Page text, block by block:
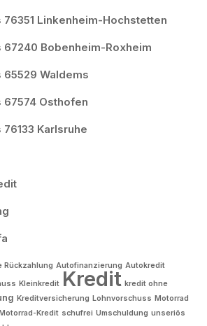
Linkenheim-Hochstetten
67240 Bobenheim-Roxheim
Waldems
67574 Osthofen
Karlsruhe
Rückzahlung Autofinanzierung Autokredit
Kleinkredit Kredit kredit ohne
Kreditversicherung Lohnvorschuss Motorrad
Kredit schufrei Umschuldung unseriös